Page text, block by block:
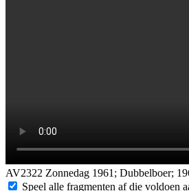
AV2322 Zonnedag 1961; Dubbelboer;
Datering:
Speel alle fragmenten af die voldoen